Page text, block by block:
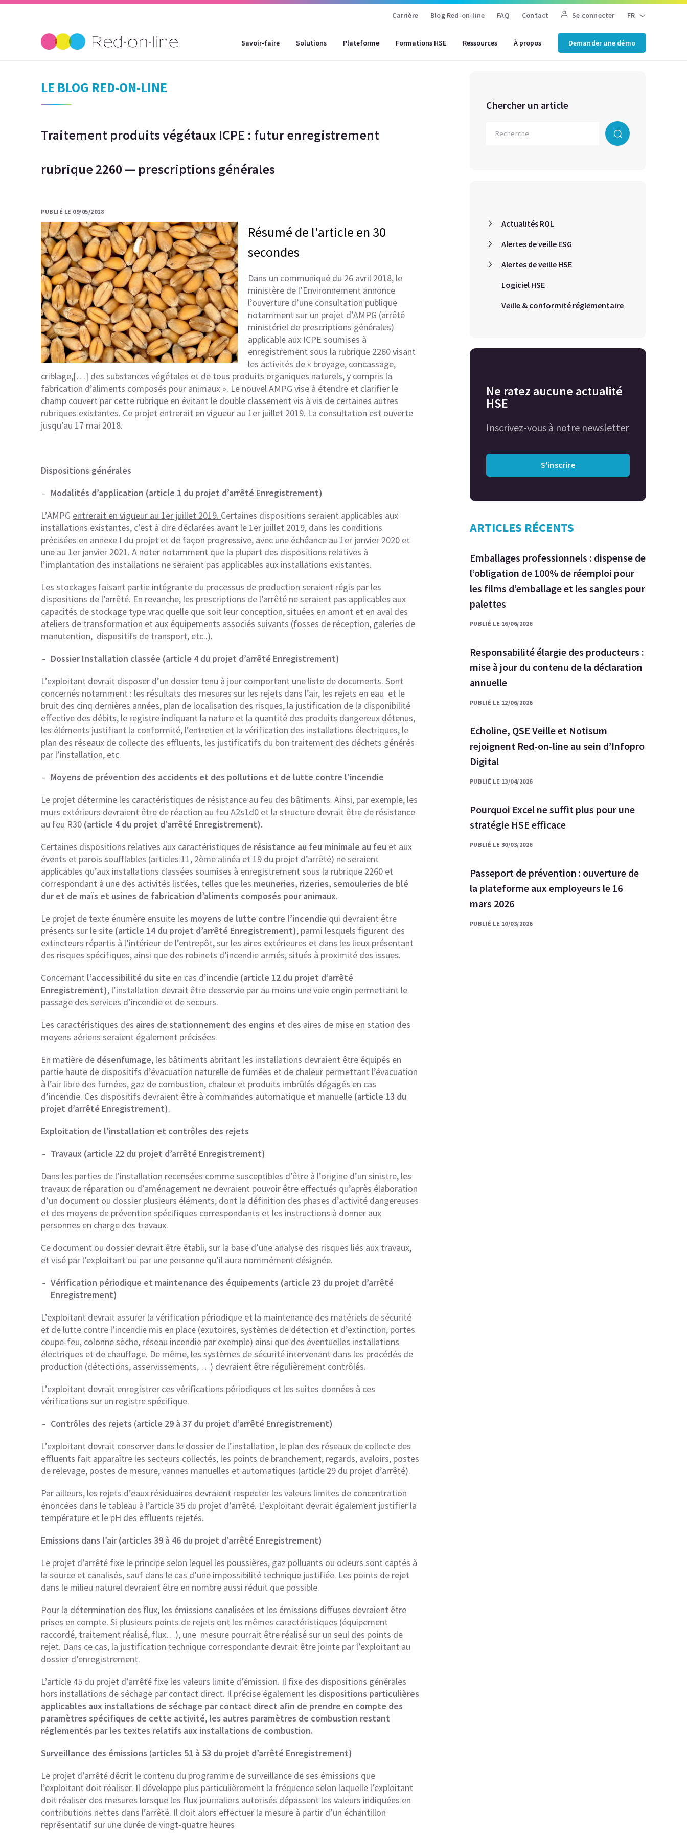
Carrière Blog Red-on-line FAQ Contact Se connecter FR
Savoir-faire Solutions Plateforme Formations HSE Ressources À propos Demander une démo
LE BLOG RED-ON-LINE
Traitement produits végétaux ICPE : futur enregistrement
rubrique 2260 — prescriptions générales
PUBLIÉ LE 09/05/2018
Résumé de l'article en 30
secondes
Dans un communiqué du 26 avril 2018, le
ministère de l’Environnement annonce
l’ouverture d’une consultation publique
notamment sur un projet d’AMPG (arrêté
ministériel de prescriptions générales)
applicable aux ICPE soumises à
enregistrement sous la rubrique 2260 visant
les activités de « broyage, concassage,
criblage,[…] des substances végétales et de tous produits organiques naturels, y compris la
fabrication d’aliments composés pour animaux ». Le nouvel AMPG vise à étendre et clarifier le
champ couvert par cette rubrique en évitant le double classement vis à vis de certaines autres
rubriques existantes. Ce projet entrerait en vigueur au 1er juillet 2019. La consultation est ouverte
jusqu’au 17 mai 2018.
Dispositions générales
Modalités d’application (article 1 du projet d’arrêté Enregistrement)
L’AMPG entrerait en vigueur au 1er juillet 2019. Certaines dispositions seraient applicables aux
installations existantes, c’est à dire déclarées avant le 1er juillet 2019, dans les conditions
précisées en annexe I du projet et de façon progressive, avec une échéance au 1er janvier 2020 et
une au 1er janvier 2021. A noter notamment que la plupart des dispositions relatives à
l’implantation des installations ne seraient pas applicables aux installations existantes.
Les stockages faisant partie intégrante du processus de production seraient régis par les
dispositions de l’arrêté. En revanche, les prescriptions de l’arrêté ne seraient pas applicables aux
capacités de stockage type vrac quelle que soit leur conception, situées en amont et en aval des
ateliers de transformation et aux équipements associés suivants (fosses de réception, galeries de
manutention, dispositifs de transport, etc..).
Dossier Installation classée (article 4 du projet d’arrêté Enregistrement)
L’exploitant devrait disposer d’un dossier tenu à jour comportant une liste de documents. Sont
concernés notamment : les résultats des mesures sur les rejets dans l’air, les rejets en eau et le
bruit des cinq dernières années, plan de localisation des risques, la justification de la disponibilité
effective des débits, le registre indiquant la nature et la quantité des produits dangereux détenus,
les éléments justifiant la conformité, l’entretien et la vérification des installations électriques, le
plan des réseaux de collecte des effluents, les justificatifs du bon traitement des déchets générés
par l’installation, etc.
Moyens de prévention des accidents et des pollutions et de lutte contre l’incendie
Le projet détermine les caractéristiques de résistance au feu des bâtiments. Ainsi, par exemple, les
murs extérieurs devraient être de réaction au feu A2s1d0 et la structure devrait être de résistance
au feu R30 (article 4 du projet d’arrêté Enregistrement).
Certaines dispositions relatives aux caractéristiques de résistance au feu minimale au feu et aux
évents et parois soufflables (articles 11, 2ème alinéa et 19 du projet d’arrêté) ne seraient
applicables qu’aux installations classées soumises à enregistrement sous la rubrique 2260 et
correspondant à une des activités listées, telles que les meuneries, rizeries, semouleries de blé
dur et de maïs et usines de fabrication d’aliments composés pour animaux.
Le projet de texte énumère ensuite les moyens de lutte contre l’incendie qui devraient être
présents sur le site (article 14 du projet d’arrêté Enregistrement), parmi lesquels figurent des
extincteurs répartis à l’intérieur de l’entrepôt, sur les aires extérieures et dans les lieux présentant
des risques spécifiques, ainsi que des robinets d’incendie armés, situés à proximité des issues.
Concernant l’accessibilité du site en cas d’incendie (article 12 du projet d’arrêté
Enregistrement), l’installation devrait être desservie par au moins une voie engin permettant le
passage des services d’incendie et de secours.
Les caractéristiques des aires de stationnement des engins et des aires de mise en station des
moyens aériens seraient également précisées.
En matière de désenfumage, les bâtiments abritant les installations devraient être équipés en
partie haute de dispositifs d’évacuation naturelle de fumées et de chaleur permettant l’évacuation
à l’air libre des fumées, gaz de combustion, chaleur et produits imbrûlés dégagés en cas
d’incendie. Ces dispositifs devraient être à commandes automatique et manuelle (article 13 du
projet d’arrêté Enregistrement).
Exploitation de l’installation et contrôles des rejets
Travaux (article 22 du projet d’arrêté Enregistrement)
Dans les parties de l’installation recensées comme susceptibles d’être à l’origine d’un sinistre, les
travaux de réparation ou d’aménagement ne devraient pouvoir être effectués qu’après élaboration
d’un document ou dossier plusieurs éléments, dont la définition des phases d’activité dangereuses
et des moyens de prévention spécifiques correspondants et les instructions à donner aux
personnes en charge des travaux.
Ce document ou dossier devrait être établi, sur la base d’une analyse des risques liés aux travaux,
et visé par l’exploitant ou par une personne qu’il aura nommément désignée.
Vérification périodique et maintenance des équipements (article 23 du projet d’arrêté
Enregistrement)
L’exploitant devrait assurer la vérification périodique et la maintenance des matériels de sécurité
et de lutte contre l’incendie mis en place (exutoires, systèmes de détection et d’extinction, portes
coupe-feu, colonne sèche, réseau incendie par exemple) ainsi que des éventuelles installations
électriques et de chauffage. De même, les systèmes de sécurité intervenant dans les procédés de
production (détections, asservissements, …) devraient être régulièrement contrôlés.
L’exploitant devrait enregistrer ces vérifications périodiques et les suites données à ces
vérifications sur un registre spécifique.
Contrôles des rejets (article 29 à 37 du projet d’arrêté Enregistrement)
L’exploitant devrait conserver dans le dossier de l’installation, le plan des réseaux de collecte des
effluents fait apparaître les secteurs collectés, les points de branchement, regards, avaloirs, postes
de relevage, postes de mesure, vannes manuelles et automatiques (article 29 du projet d’arrêté).
Par ailleurs, les rejets d’eaux résiduaires devraient respecter les valeurs limites de concentration
énoncées dans le tableau à l’article 35 du projet d’arrêté. L’exploitant devrait également justifier la
température et le pH des effluents rejetés.
Emissions dans l’air (articles 39 à 46 du projet d’arrêté Enregistrement)
Le projet d’arrêté fixe le principe selon lequel les poussières, gaz polluants ou odeurs sont captés à
la source et canalisés, sauf dans le cas d’une impossibilité technique justifiée. Les points de rejet
dans le milieu naturel devraient être en nombre aussi réduit que possible.
Pour la détermination des flux, les émissions canalisées et les émissions diffuses devraient être
prises en compte. Si plusieurs points de rejets ont les mêmes caractéristiques (équipement
raccordé, traitement réalisé, flux…), une mesure pourrait être réalisé sur un seul des points de
rejet. Dans ce cas, la justification technique correspondante devrait être jointe par l’exploitant au
dossier d’enregistrement.
L’article 45 du projet d’arrêté fixe les valeurs limite d’émission. Il fixe des dispositions générales
hors installations de séchage par contact direct. Il précise également les dispositions particulières
applicables aux installations de séchage par contact direct afin de prendre en compte des
paramètres spécifiques de cette activité, les autres paramètres de combustion restant
réglementés par les textes relatifs aux installations de combustion.
Surveillance des émissions (articles 51 à 53 du projet d’arrêté Enregistrement)
Le projet d’arrêté décrit le contenu du programme de surveillance de ses émissions que
l’exploitant doit réaliser. Il développe plus particulièrement la fréquence selon laquelle l’exploitant
doit réaliser des mesures lorsque les flux journaliers autorisés dépassent les valeurs indiquées en
contributions nettes dans l’arrêté. Il doit alors effectuer la mesure à partir d’un échantillon
représentatif sur une durée de vingt-quatre heures
Chercher un article
Actualités ROL
Alertes de veille ESG
Alertes de veille HSE
Logiciel HSE
Veille & conformité réglementaire
Ne ratez aucune actualité
HSE
Inscrivez-vous à notre newsletter
S'inscrire
ARTICLES RÉCENTS
Emballages professionnels : dispense de
l’obligation de 100% de réemploi pour
les films d’emballage et les sangles pour
palettes
PUBLIÉ LE 16/06/2026
Responsabilité élargie des producteurs :
mise à jour du contenu de la déclaration
annuelle
PUBLIÉ LE 12/06/2026
Echoline, QSE Veille et Notisum
rejoignent Red-on-line au sein d’Infopro
Digital
PUBLIÉ LE 13/04/2026
Pourquoi Excel ne suffit plus pour une
stratégie HSE efficace
PUBLIÉ LE 30/03/2026
Passeport de prévention : ouverture de
la plateforme aux employeurs le 16
mars 2026
PUBLIÉ LE 10/03/2026